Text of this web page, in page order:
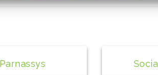
Parnassys